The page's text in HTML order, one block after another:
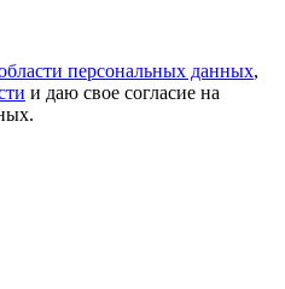
персональных данных,
и даю свое согласие на